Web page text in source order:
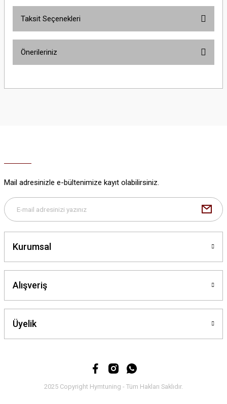
Taksit Seçenekleri
Önerileriniz
yetersiz gördüğünüz noktaları öneri formunu kullanarak tarafımıza
Bu ürüne benzer farklı alternatifler olmalı.
Mail adresinizle e-bültenimize kayıt olabilirsiniz.
Kurumsal
Alışveriş
Üyelik
2025 Copyright Hymtuning - Tüm Hakları Saklıdır.